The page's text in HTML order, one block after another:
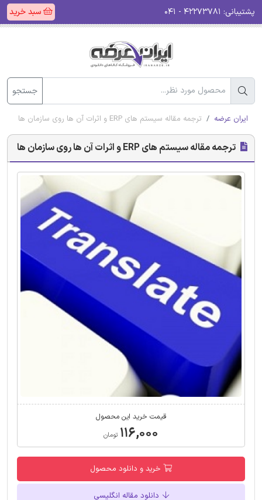
پشتیبانی: سبد خرید
جستجو
ایران عرضه ترجمه مقاله سیستم های ERP و اثرات آن‌ ها روی سازمان‌ ها
ترجمه مقاله سیستم های ERP و اثرات آن‌ ها روی سازمان‌ ها
قیمت خرید این محصول
۱۱۶,۰۰۰ تومان
خرید و دانلود محصول
دانلود مقاله انگلیسی